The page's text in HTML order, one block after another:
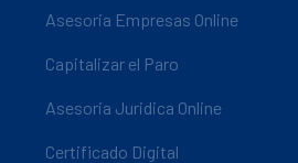
Asesoria Empresas Online
Capitalizar el Paro
Asesoria Juridica Online
Certificado Digital